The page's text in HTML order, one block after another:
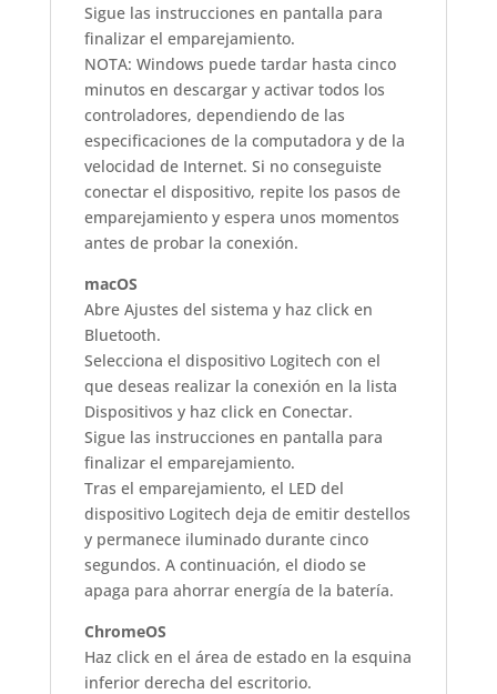
Sigue las instrucciones en pantalla para
finalizar el emparejamiento.
NOTA: Windows puede tardar hasta cinco
minutos en descargar y activar todos los
controladores, dependiendo de las
especificaciones de la computadora y de la
velocidad de Internet. Si no conseguiste
conectar el dispositivo, repite los pasos de
emparejamiento y espera unos momentos
antes de probar la conexión.
macOS
Abre Ajustes del sistema y haz click en
Bluetooth.
Selecciona el dispositivo Logitech con el
que deseas realizar la conexión en la lista
Dispositivos y haz click en Conectar.
Sigue las instrucciones en pantalla para
finalizar el emparejamiento.
Tras el emparejamiento, el LED del
dispositivo Logitech deja de emitir destellos
y permanece iluminado durante cinco
segundos. A continuación, el diodo se
apaga para ahorrar energía de la batería.
ChromeOS
Haz click en el área de estado en la esquina
inferior derecha del escritorio.